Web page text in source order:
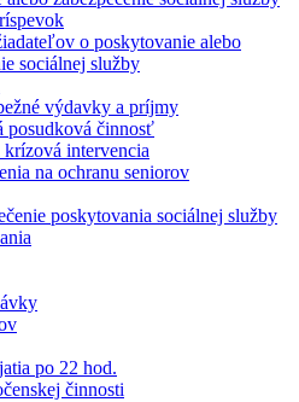
o poskytovanie alebo
sociálnej služby
výdavky a príjmy
posudková činnosť
krízová intervencia
na ochranu seniorov
poskytovania sociálnej služby
po 22 hod.
činnosti